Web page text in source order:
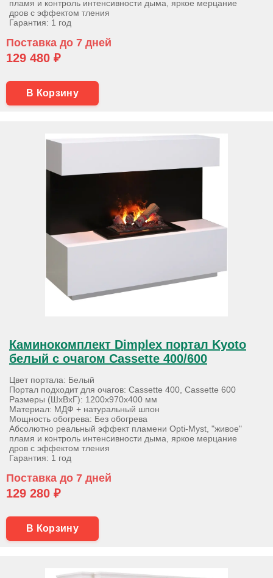
пламя и контроль интенсивности дыма, яркое мерцание
дров с эффектом тления
Гарантия: 1 год
Поставка до 7 дней
129 480 ₽
В Корзину
Каминокомплект Dimplex портал Kyoto
белый с очагом Cassette 400/600
Цвет портала: Белый
Портал подходит для очагов: Cassette 400, Cassette 600
Размеры (ШхВхГ): 1200х970х400 мм
Материал: МДФ + натуральный шпон
Мощность обогрева: Без обогрева
Абсолютно реальный эффект пламени Opti-Myst, "живое"
пламя и контроль интенсивности дыма, яркое мерцание
дров с эффектом тления
Гарантия: 1 год
Поставка до 7 дней
129 280 ₽
В Корзину